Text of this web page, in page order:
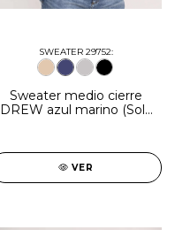
SWEATER 29752:
Sweater medio cierre
DREW azul marino (Solo
VER